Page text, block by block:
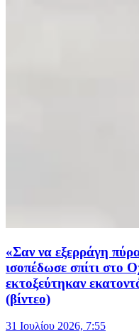
«Σαν να εξερράγη
ισοπέδωσε σπίτι στο
εκτοξεύτηκαν
(βίντεο)
31 Ιουλίου 2026, 7:55